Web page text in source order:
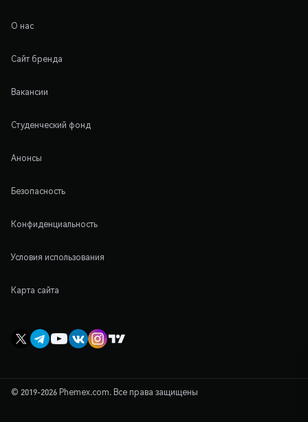
О нас
Сайт бренда
Вакансии
Студенческий фонд
Анонсы
Безопасность
Конфиденциальность
Условия использования
Карта сайта
© 2019-2026 Phemex.com. Все права защищены